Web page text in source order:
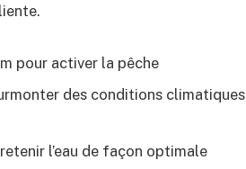
pour activer la pêche
des conditions climatiques
l’eau de façon optimale